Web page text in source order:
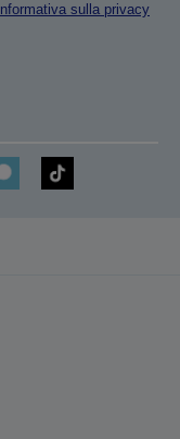
Informativa sulla privacy